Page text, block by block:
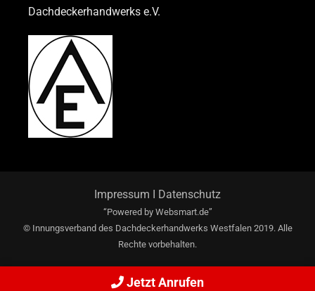
Dachdeckerhandwerks e.V.
Jetzt Anrufen
© Innungsverband des Dachdeckerhandwerks Westfalen 2019. Alle
Rechte vorbehalten.
Impressum I Datenschutz
“Powered by Websmart.de”